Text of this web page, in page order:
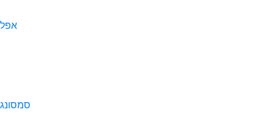
אפל
סמסונג